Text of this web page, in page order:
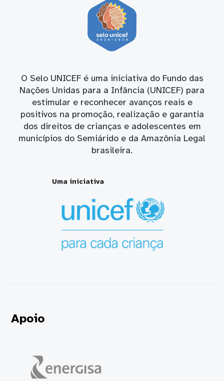
O Selo UNICEF é uma iniciativa do Fundo das
Nações Unidas para a Infância (UNICEF) para
estimular e reconhecer avanços reais e
positivos na promoção, realização e garantia
dos direitos de crianças e adolescentes em
municípios do Semiárido e da Amazônia Legal
brasileira.
Uma iniciativa
Apoio